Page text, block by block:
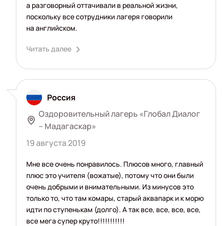
а разговорный оттачивали в реальной жизни,
поскольку все сотрудники лагеря говорили
на английском.
Читать далее
Россия
Оздоровительный лагерь «Глобал Диалог
– Мадагаскар»
19 августа 2019
Мне все очень понравилось. Плюсов много, главный
плюс это учителя (вожатые), потому что они были
очень добрыми и внимательными. Из минусов это
только то, что там комары, старый аквапарк и к морю
идти по ступенькам (долго). А так все, все, все, все,
все мега супер круто!!!!!!!!!!!